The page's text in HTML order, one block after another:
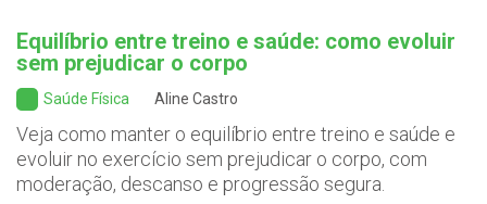
Equilíbrio entre treino e saúde: como evoluir
sem prejudicar o corpo
Saúde Física Aline Castro
Veja como manter o equilíbrio entre treino e saúde e
evoluir no exercício sem prejudicar o corpo, com
moderação, descanso e progressão segura.